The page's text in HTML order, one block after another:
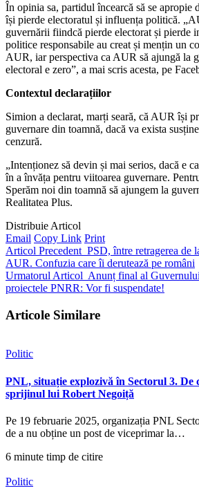
În opinia sa, partidul încearcă să se apropie
își pierde electoratul și influența politică.
guvernării fiindcă pierde electorat și pierde
politice responsabile au creat și mențin un
AUR, iar perspectiva ca AUR să ajungă la
electoral e zero”, a mai scris acesta, pe
Contextul declarațiilor
Simion a declarat, marți seară, că AUR își
guvernare din toamnă, dacă va exista
cenzură.
„Intenționez să devin și mai serios, dacă e
în a învăța pentru viitoarea guvernare.
Sperăm noi din toamnă să ajungem la
Realitatea Plus.
Distribuie Articol
Email Copy Link Print
Articol Precedent PSD, între retragerea de
AUR. Confuzia care îi derutează pe români
Urmatorul Articol Anunț final al
proiectele PNRR: Vor fi suspendate!
Articole Similare
Politic
PNL, situație explozivă în Sectorul 3.
sprijinul lui Robert Negoiță
Pe 19 februarie 2025, organizația PNL
de a nu obține un post de viceprimar la…
6 minute timp de citire
Politic